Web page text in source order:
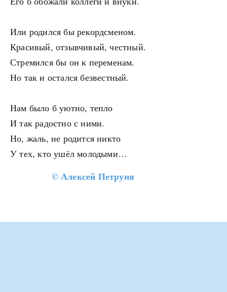
Или родился бы рекордсменом.
Красивый, отзывчивый, честный.
Стремился бы он к переменам.
Но так и остался безвестный.
Нам было б уютно, тепло
И так радостно с ними.
Но, жаль, не родится никто
У тех, кто ушёл молодыми…
©Алексей Петруня